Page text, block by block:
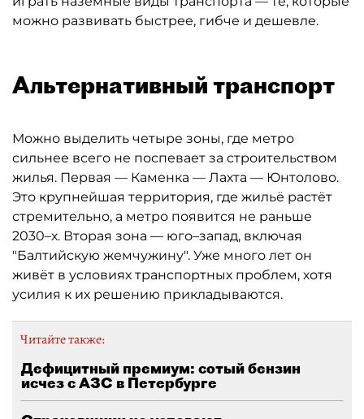
можно развивать быстрее, гибче и дешевле.
Альтернативный транспорт
Можно выделить четыре зоны, где метро
сильнее всего не поспевает за строительством
жилья. Первая — Каменка — Лахта — Юнтолово.
Это крупнейшая территория, где жильё растёт
стремительно, а метро появится не раньше
2030–х. Вторая зона — юго–запад, включая
"Балтийскую жемчужину". Уже много лет он
живёт в условиях транспортных проблем, хотя
усилия к их решению прикладываются.
Читайте также:
Дефицитный премиум: сотый бензин
исчез с АЗС в Петербурге